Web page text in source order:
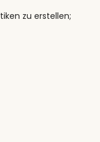
zu erstellen;